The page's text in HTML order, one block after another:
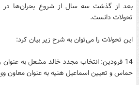
بعد از گذشت سه سال از شروع بحران‌ها در
تحولات دانست.
این تحولات را می‌توان به شرح زیر بیان کرد:
14 فرودین: انتخاب مجدد خالد مشعل به
حماس و تعیین اسماعیل هنیه به عنوان معاون